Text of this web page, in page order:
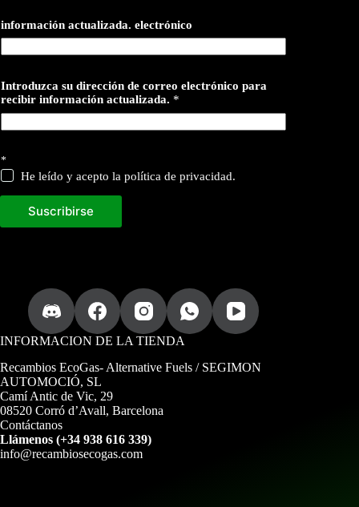
información actualizada. electrónico
Introduzca su dirección de correo electrónico para
recibir información actualizada. *
*
He leído y acepto la política de privacidad.
Suscribirse
INFORMACION DE LA TIENDA
Recambios EcoGas- Alternative Fuels / SEGIMON
AUTOMOCIÓ, SL
Camí Antic de Vic, 29
08520 Corró d’Avall, Barcelona
Contáctanos
Llámenos (+34 938 616 339)
info@recambiosecogas.com